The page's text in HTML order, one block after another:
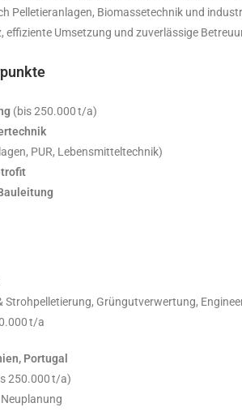
Pelletieranlagen, Biomassetechnik und
effiziente Umsetzung und zuverlässige
(bis 250.000 t/a)
PUR, Lebensmitteltechnik)
Grüngutverwertung,
t/a
Portugal
250.000 t/a)